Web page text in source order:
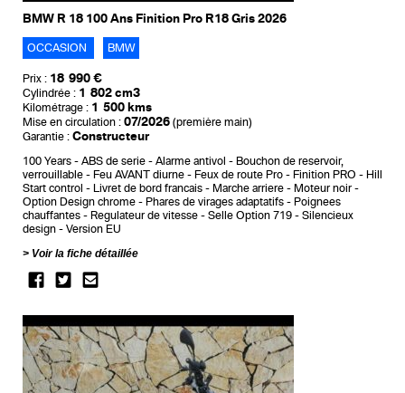
BMW R 18 100 Ans Finition Pro R18 Gris 2026
OCCASION BMW
Prix : 18 990 €
Cylindrée : 1 802 cm3
Kilométrage : 1 500 kms
Mise en circulation : 07/2026 (première main)
Garantie : Constructeur
100 Years ABS de serie Alarme antivol
Bouchon de reservoir,
verrouillable
Feu AVANT diurne Feux de route Pro Finition PRO
Hill
Start control
Livret de bord francais Marche arriere
Moteur noir
Option Design chrome
Phares de virages adaptatifs
Poignees
chauffantes
Regulateur de vitesse Selle Option 719
Silencieux
design
Version EU
Voir la fiche détaillée